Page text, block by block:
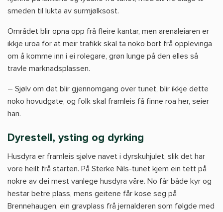
smeden til lukta av surmjølksost.
Området blir opna opp frå fleire kantar, men arenaleiaren er
ikkje uroa for at meir trafikk skal ta noko bort frå opplevinga
om å komme inn i ei rolegare, grøn lunge på den elles så
travle marknadsplassen.
– Sjølv om det blir gjennomgang over tunet, blir ikkje dette
noko hovudgate, og folk skal framleis få finne roa her, seier
han.
Dyrestell, ysting og dyrking
Husdyra er framleis sjølve navet i dyrskuhjulet, slik det har
vore heilt frå starten. På Sterke Nils-tunet kjem ein tett på
nokre av dei mest vanlege husdyra våre. No får både kyr og
hestar betre plass, mens geitene får kose seg på
Brennehaugen, ein gravplass frå jernalderen som følgde med